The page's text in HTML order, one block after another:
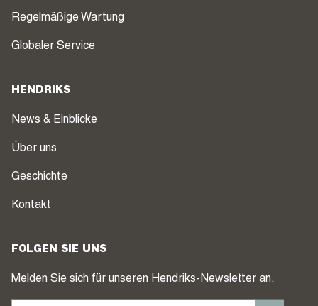
Regelmäßige Wartung
Globaler Service
HENDRIKS
News & Einblicke
Über uns
Geschichte
Kontakt
FOLGEN SIE UNS
Melden Sie sich für unseren Hendriks-Newsletter an.